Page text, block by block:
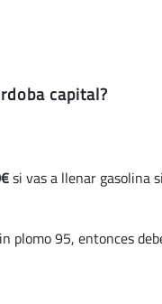
capital?
si vas a llenar gasolina
plomo 95, entonces